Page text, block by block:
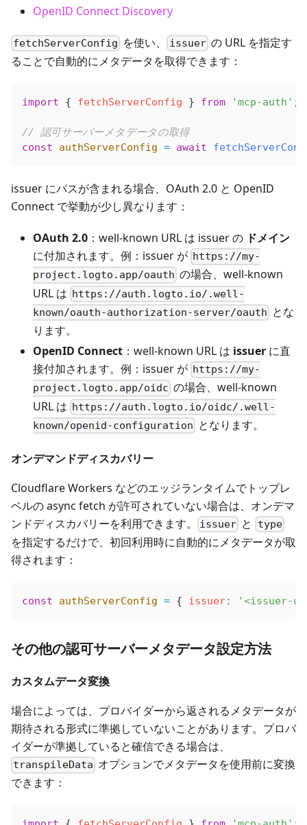
OpenID Connect Discovery
fetchServerConfig を使い、 issuerの URL を指定す
ることで自動的にメタデータを取得できます：
import { fetchServerConfig } from 'mcp-auth' ;
// 認可サーバーメタデータの取得
const authServerConfig = await
issuer にパスが含まれる場合、OAuth 2.0 と OpenID
Connect で挙動が少し異なります：
OAuth 2.0 ：well-known URL は issuer の ドメイン
に付加されます。例：issuer が https://my-
project.logto.app/oauth の場合、well-known
URL は https://auth.logto.io/.well-
known/oauth-authorization-server/oauth とな
ります。
OpenID Connect ：well-known URL は issuer に直
接付加されます。例：issuer が https://my-
project.logto.app/oidc の場合、well-known
URL は https://auth.logto.io/oidc/.well-
known/openid-configuration となります。
オンデマンドディスカバリー
Cloudflare Workers などのエッジランタイムでトップレ
ベルの async fetch が許可されていない場合は、オンデマ
ンドディスカバリーを利用できます。
issuer と type
を指定するだけで、初回利用時に自動的にメタデータが取
得されます：
const authServerConfig = { issuer: '<issuer-
その他の認可サーバーメタデータ設定方法
カスタムデータ変換
場合によっては、プロバイダーから返されるメタデータが
期待される形式に準拠していないことがあります。プロバ
イダーが準拠していると確信できる場合は、
transpileData オプションでメタデータを使用前に変換
できます：